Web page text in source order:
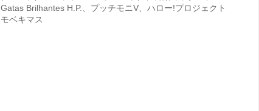
Gatas Brilhantes H.P.、プッチモニV、ハロー!プロジェクト
モベキマス